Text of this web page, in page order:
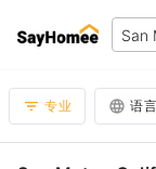
专业 语言